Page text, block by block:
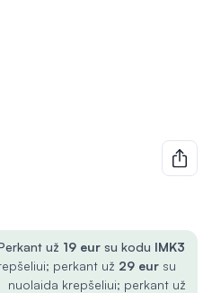
už 19 eur su kodu IMK3
perkant už 29 eur su
nuolaida krepšeliui; perkant už